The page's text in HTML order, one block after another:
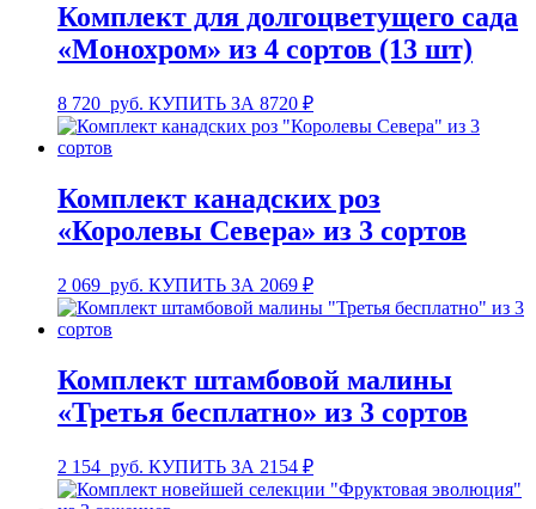
Комплект для долгоцветущего сада
«Монохром» из 4 сортов (13 шт)
8 720 руб. КУПИТЬ ЗА 8720 ₽
Комплект канадских роз
«Королевы Севера» из 3 сортов
2 069 руб. КУПИТЬ ЗА 2069 ₽
Комплект штамбовой малины
«Третья бесплатно» из 3 сортов
2 154 руб. КУПИТЬ ЗА 2154 ₽